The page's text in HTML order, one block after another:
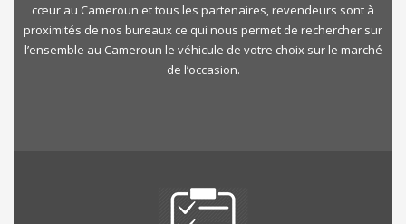
cœur au Cameroun et tous les partenaires, revendeurs sont à
proximités de nos bureaux ce qui nous permet de rechercher sur
l’ensemble au Cameroun le véhicule de votre choix sur le marché
de l’occasion.